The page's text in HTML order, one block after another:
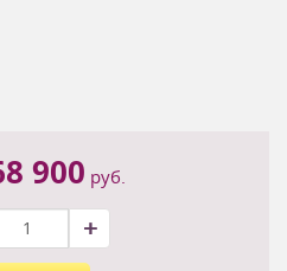
900 руб.
+